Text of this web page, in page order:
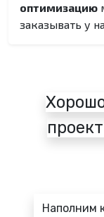
оптимизацию
заказывать у
Наполним